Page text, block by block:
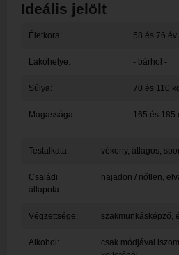
Ideális jelölt
Életkora: 58 és 76 év
Lakóhelye: - bárhol -
Súlya: 70 és 110
Magassága: 165 és 185
Testalkata: vékony, átlagos,
Családi
állapota:
hajadon / nőtlen,
Végzettsége: szakmunkásképző,
Alkohol:
csak módjával